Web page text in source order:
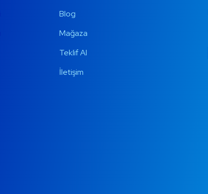
Blog
Mağaza
Teklif Al
İletişim